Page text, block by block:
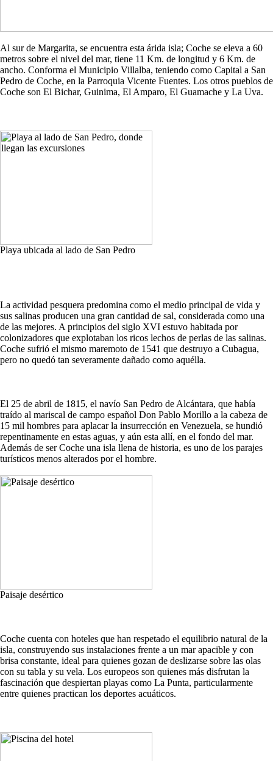
Al sur de Margarita, se encuentra esta árida isla; Coche se eleva a 60
metros sobre el nivel del mar, tiene 11 Km. de longitud y 6 Km. de
ancho. Conforma el Municipio Villalba, teniendo como Capital a San
Pedro de Coche, en la Parroquia Vicente Fuentes. Los otros pueblos de
Coche son El Bichar, Guinima, El Amparo, El Guamache y La Uva.
Playa ubicada al lado de San Pedro
La actividad pesquera predomina como el medio principal de vida y
sus salinas producen una gran cantidad de sal, considerada como una
de las mejores. A principios del siglo XVI estuvo habitada por
colonizadores que explotaban los ricos lechos de perlas de las salinas.
Coche sufrió el mismo maremoto de 1541 que destruyo a Cubagua,
pero no quedó tan severamente dañado como aquélla.
El 25 de abril de 1815, el navío San Pedro de Alcántara, que había
traído al mariscal de campo español Don Pablo Morillo a la cabeza de
15 mil hombres para aplacar la insurrección en Venezuela, se hundió
repentinamente en estas aguas, y aún esta allí, en el fondo del mar.
Además de ser Coche una isla llena de historia, es uno de los parajes
turísticos menos alterados por el hombre.
Paisaje desértico
Coche cuenta con hoteles que han respetado el equilibrio natural de la
isla, construyendo sus instalaciones frente a un mar apacible y con
brisa constante, ideal para quienes gozan de deslizarse sobre las olas
con su tabla y su vela. Los europeos son quienes más disfrutan la
fascinación que despiertan playas como La Punta, particularmente
entre quienes practican los deportes acuáticos.